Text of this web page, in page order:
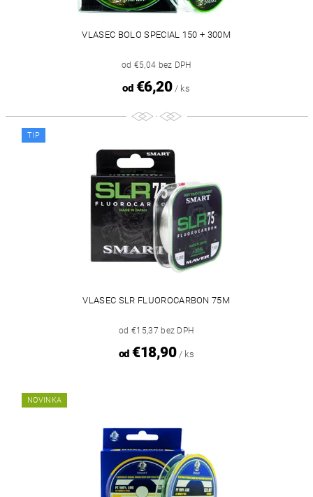
VLASEC BOLO SPECIAL 150 + 300M
od €5,04 bez DPH
od€6,20 / ks
TIP
VLASEC SLR FLUOROCARBON 75M
od €15,37 bez DPH
od€18,90 / ks
NOVINKA